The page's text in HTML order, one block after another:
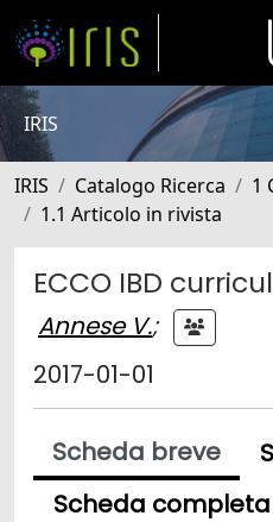
IRIS
IRIS Catalogo Ricerca
1
1.1 Articolo in rivista
ECCO IBD
Annese V.;
2017-01-01
Scheda breve
Scheda